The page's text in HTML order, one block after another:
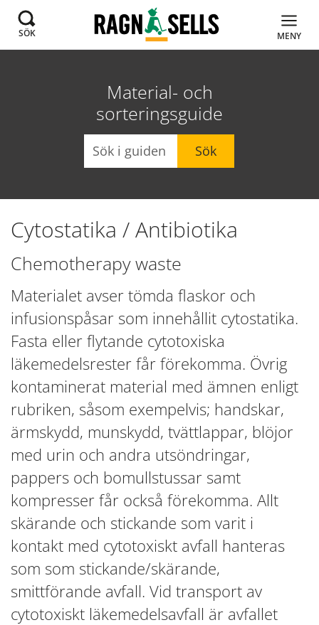
SÖK MENY
Material- och
sorteringsguide
Sök Sök
Cytostatika / Antibiotika
Chemotherapy waste
Materialet avser tömda flaskor och
infusionspåsar som innehållit cytostatika.
Fasta eller flytande cytotoxiska
läkemedelsrester får förekomma. Övrig
kontaminerat material med ämnen enligt
rubriken, såsom exempelvis; handskar,
ärmskydd, munskydd, tvättlappar, blöjor
med urin och andra utsöndringar,
pappers och bomullstussar samt
kompresser får också förekomma. Allt
skärande och stickande som varit i
kontakt med cytotoxiskt avfall hanteras
som som stickande/skärande,
smittförande avfall. Vid transport av
cytotoxiskt läkemedelsavfall är avfallet